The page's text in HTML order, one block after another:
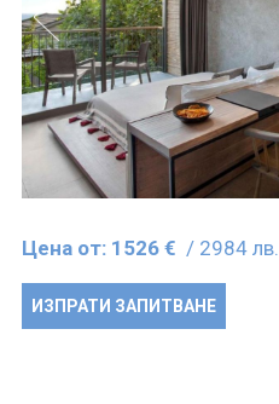
Цена от: 1526 € / 2984 лв.
ИЗПРАТИ ЗАПИТВАНЕ